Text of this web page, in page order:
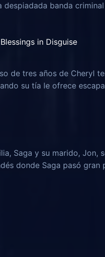
despiadada banda
in Disguise
de tres años de Cheryl
su tía le ofrece
Saga y su marido, Jon,
donde Saga pasó gran